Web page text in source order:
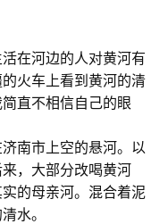
在河边的人对黄河有
火车上看到黄河的清
直不相信自己的眼
南市上空的悬河。以
，大部分改喝黄河
的母亲河。混合着泥
水。